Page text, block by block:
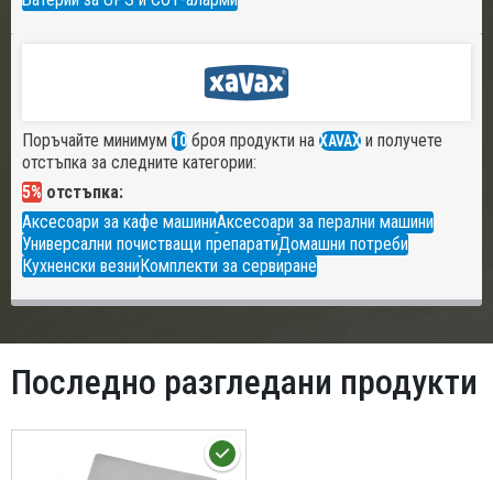
Поръчайте минимум 10 броя продукти на XAVAX и получете
отстъпка за следните категории:
5% отстъпка:
Аксесоари за кафе машиниАксесоари за перални машини
Универсални почистващи препаратиДомашни потреби
Кухненски везниКомплекти за сервиране
Последно разгледани продукти